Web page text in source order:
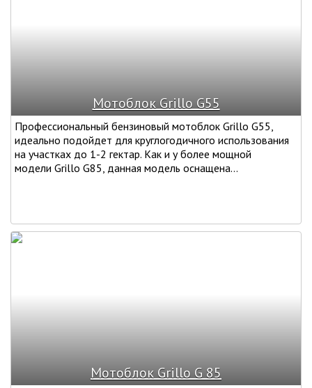
Мотоблок Grillo G55
Профессиональный бензиновый мотоблок Grillo G55,
идеально подойдет для круглогодичного использования
на участках до 1-2 гектар. Как и у более мощной
модели Grillo G85, данная модель оснащена...
Мотоблок Grillo G 85